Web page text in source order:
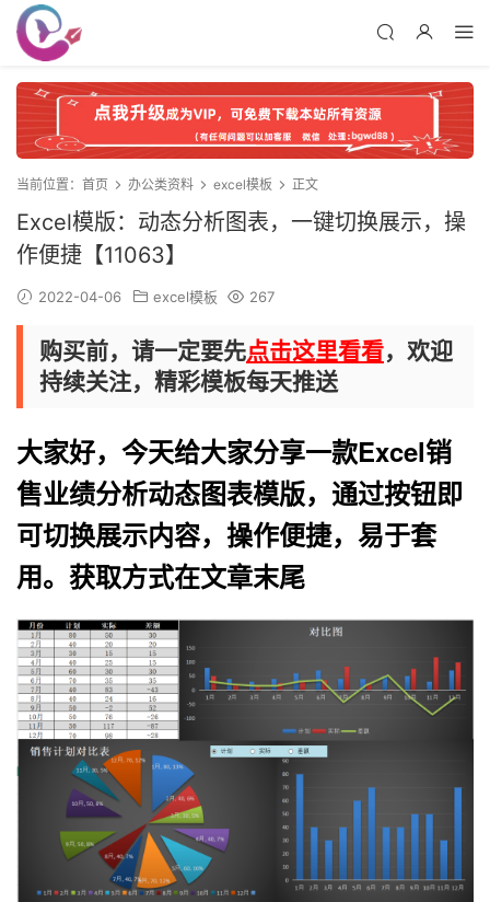
当前位置： 首页 办公类资料 excel模板 正文
Excel模版：动态分析图表，一键切换展示，操
作便捷【11063】
2022-04-06 excel模板 267
购买前，请一定要先点击这里看看，欢迎
持续关注，精彩模板每天推送
大家好，今天给大家分享一款Excel销
售业绩分析动态图表模版，通过按钮即
可切换展示内容，操作便捷，易于套
用。获取方式在文章末尾